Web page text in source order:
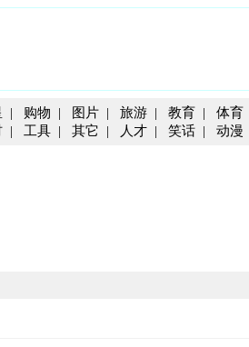
| 购物 | 图片 | 旅游 | 教育 | 体育
| 工具 | 其它 | 人才 | 笑话 | 动漫